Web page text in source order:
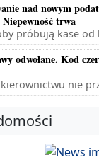
nad nowym
trwa
próbują kase od
odwołane. Kod
nie